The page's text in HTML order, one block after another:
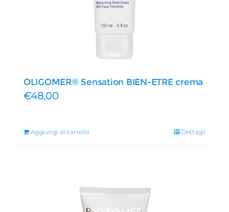
OLIGOMER® Sensation BIEN-ETRE crema
€48,00
Aggiungi al carrello Dettagli